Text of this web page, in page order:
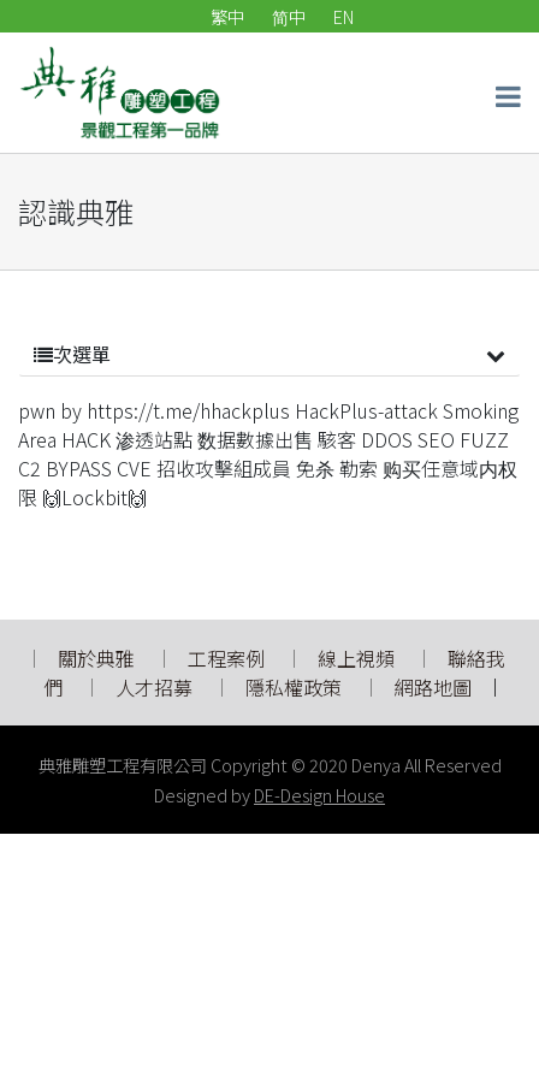
繁中 简中 EN
認識典雅
次選單
pwn by https://t.me/hhackplus HackPlus-attack Smoking
Area HACK 渗透站點 数据數據出售 駭客 DDOS SEO FUZZ
C2 BYPASS CVE 招收攻擊組成員 免杀 勒索 购买任意域内权
限 🙌Lockbit🙌
關於典雅 工程案例 線上視頻
聯絡我
們
人才招募 隱私權政策 網路地圖
典雅雕塑工程有限公司 Copyright © 2020 Denya All Reserved
Designed byDE-Design House